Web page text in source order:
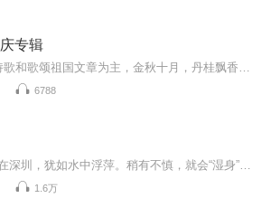
专辑
6788
1.6万